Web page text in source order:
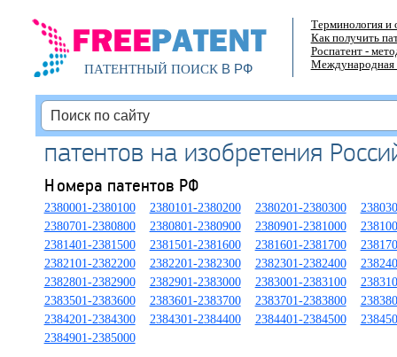
ПАТЕНТНЫЙ ПОИСКВ РФ
Терминология и
Как получить
Роспатент -
Международная
патентов на изобретения
Номера патентов РФ
2380001-2380100 2380101-2380200 2380201-2380300
2380701-2380800
2380801-2380900 2380901-2381000
2381401-2381500
2381501-2381600 2381601-2381700
2382101-2382200
2382201-2382300 2382301-2382400
2382801-2382900
2382901-2383000 2383001-2383100
2383501-2383600
2383601-2383700 2383701-2383800
2384201-2384300
2384301-2384400 2384401-2384500
2384901-2385000